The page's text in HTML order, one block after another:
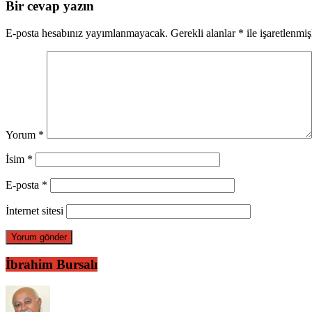
Bir cevap yazın
E-posta hesabınız yayımlanmayacak. Gerekli alanlar * ile
Yorum *
İsim *
E-posta *
İnternet sitesi
İbrahim Bursalı